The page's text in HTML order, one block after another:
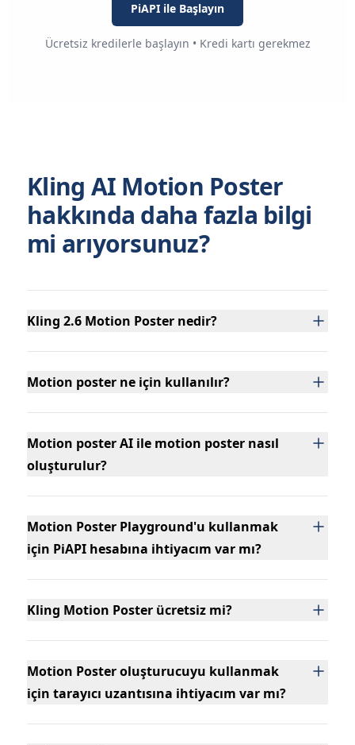
PiAPI ile Başlayın
Ücretsiz kredilerle başlayın • Kredi kartı gerekmez
Kling AI Motion Poster
hakkında daha fazla bilgi
mi arıyorsunuz?
Kling 2.6 Motion Poster nedir?
Motion poster ne için kullanılır?
Motion poster AI ile motion poster nasıl
oluşturulur?
Motion Poster Playground'u kullanmak
için PiAPI hesabına ihtiyacım var mı?
Kling Motion Poster ücretsiz mi?
Motion Poster oluşturucuyu kullanmak
için tarayıcı uzantısına ihtiyacım var mı?